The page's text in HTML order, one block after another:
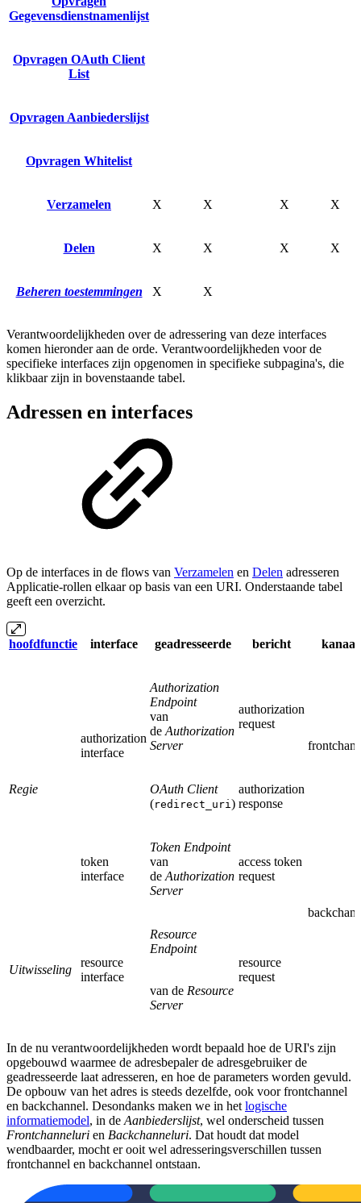
Gegevensdienstnamenlijst
Opvragen OAuth Client
List
Opvragen Aanbiederslijst
Opvragen Whitelist
Verzamelen X X X X
Delen X X X X
Beheren toestemmingen X X
Verantwoordelijkheden over de adressering van deze interfaces
komen hieronder aan de orde. Verantwoordelijkheden voor de
specifieke interfaces zijn opgenomen in specifieke subpagina's, die
klikbaar zijn in bovenstaande tabel.
Adressen en interfaces
Op de interfaces in de flows van Verzamelen en Delen adresseren
Applicatie-rollen elkaar op basis van een URI. Onderstaande tabel
geeft een overzicht.
hoofdfunctie interface geadresseerde bericht kanaal
Regie
authorization
interface
Authorization
Endpoint
van
de Authorization
Server
authorization
request
OAuth Client
(redirect_uri)
authorization
response
token
interface
Token Endpoint
van
de Authorization
Server
access token
request
Uitwisseling
resource
interface
Resource
Endpoint
van de Resource
Server
resource
request
In de nu verantwoordelijkheden wordt bepaald hoe de URI's zijn
opgebouwd waarmee de adresbepaler de adresgebruiker de
geadresseerde laat adresseren, en hoe de parameters worden gevuld.
De opbouw van het adres is steeds dezelfde, ook voor frontchannel
en backchannel. Desondanks maken we in het logische
informatiemodel, in de Aanbiederslijst, wel onderscheid tussen
Frontchanneluri en Backchanneluri. Dat houdt dat model
wendbaarder, mocht er ooit wel adresseringsverschillen tussen
frontchannel en backchannel ontstaan.